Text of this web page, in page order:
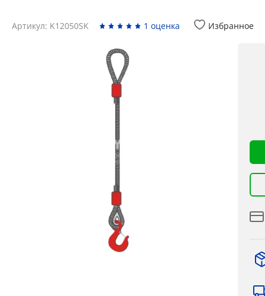
Артикул: K12050SK 1 оценка Избранное